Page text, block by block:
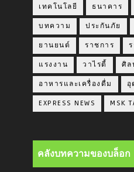
เทคโนโลยี ธนาคาร
บทความ ประกันภัย
ยานยนต์ ราชการ
แรงงาน วาไรตี้ ศิล
อาหารและเครื่องดื่ม อุ
EXPRESS NEWS MSK
คลังบทความของบล็อก